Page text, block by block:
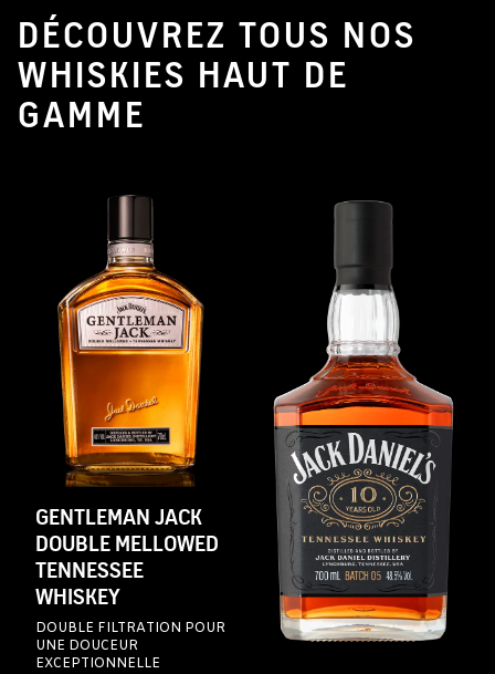
DÉCOUVREZ TOUS NOS
WHISKIES HAUT DE
GAMME
GENTLEMAN JACK
DOUBLE MELLOWED
TENNESSEE
WHISKEY
DOUBLE FILTRATION POUR
UNE DOUCEUR
EXCEPTIONNELLE